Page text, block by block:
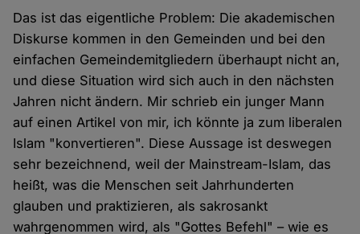
Das ist das eigentliche Problem: Die akademischen
Diskurse kommen in den Gemeinden und bei den
einfachen Gemeindemitgliedern überhaupt nicht an,
und diese Situation wird sich auch in den nächsten
Jahren nicht ändern. Mir schrieb ein junger Mann
auf einen Artikel von mir, ich könnte ja zum liberalen
Islam "konvertieren". Diese Aussage ist deswegen
sehr bezeichnend, weil der Mainstream-Islam, das
heißt, was die Menschen seit Jahrhunderten
glauben und praktizieren, als sakrosankt
wahrgenommen wird, als "Gottes Befehl" – wie es